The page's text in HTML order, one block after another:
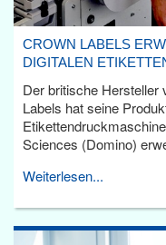
CROWN LABELS
DIGITALEN
Der britische Hersteller
Labels hat seine
Sciences (Domino)
Weiterlesen...